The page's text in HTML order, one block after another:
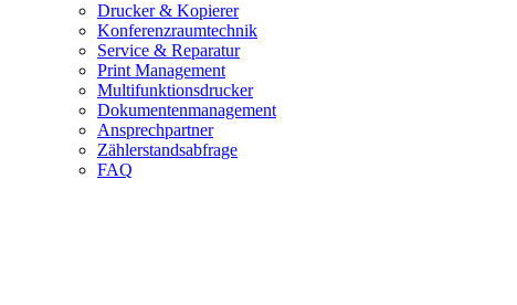
Drucker & Kopierer
Konferenzraumtechnik
Service & Reparatur
Print Management
Multifunktionsdrucker
Dokumentenmanagement
Ansprechpartner
Zählerstandsabfrage
FAQ